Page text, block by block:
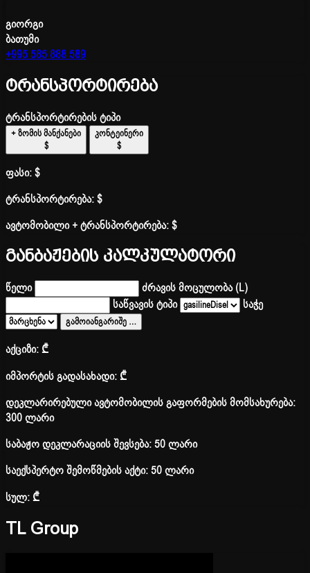
გიორგი
ბათუმი
+995 585 888 589
ტრანსპორტირება
ტრანსპორტირების ტიპი
+ ზომის მანქანები
$
კონტეინერი
$
ფასი:$
ტრანსპორტირება:$
ავტომობილი + ტრანსპორტირება:$
განბაჟების კალკულატორი
წელი
ძრავის მოცულობა (L)
საწვავის ტიპი
საჭე
გამოიანგარიშე …
აქციზი:₾
იმპორტის გადასახადი:₾
დეკლარირებული ავტომობილის გაფორმების მომსახურება:
300 ლარი
საბაჟო დეკლარაციის შევსება: 50 ლარი
საექსპერტო შემოწმების აქტი: 50 ლარი
სულ:₾
TL Group